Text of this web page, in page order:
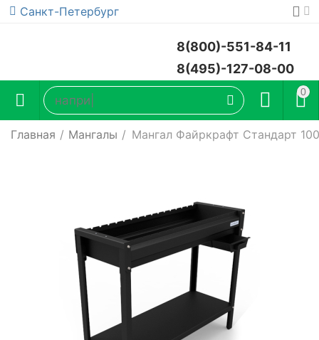
Санкт-Петербург
8(800)-551-84-11
8(495)-127-08-00
0
Главная / Мангалы / Мангал Файркрафт Стандарт